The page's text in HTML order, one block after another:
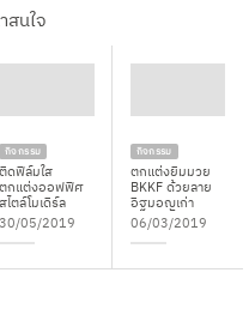
สนใจ
กิจกรรม
ติดฟิล์มใส
ตกแต่งออฟฟิศ
สไตล์โมเดิร์ล
30/05/2019
กิจกรรม
ตกแต่งยิมมวย
BKKF ด้วยลาย
อิฐมอญเก่า
06/03/2019